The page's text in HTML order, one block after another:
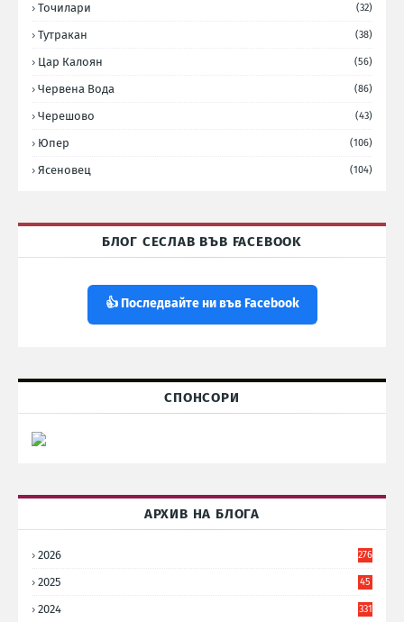
Точилари (32)
Тутракан (38)
Цар Калоян (56)
Червена Вода (86)
Черешово (43)
Юпер (106)
Ясеновец (104)
БЛОГ СЕСЛАВ ВЪВ FACEBOOK
👍 Последвайте ни във Facebook
СПОНСОРИ
АРХИВ НА БЛОГА
2026 276
2025
45
2024 331